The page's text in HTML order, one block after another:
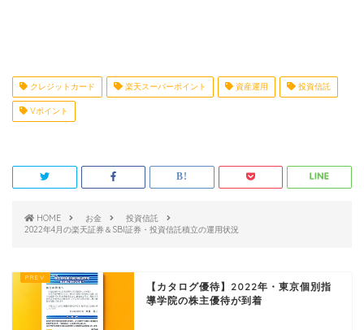
クレジットカード 楽天スーパーポイント 資産運用 投資信託
Vポイント
HOME お金
投資信託
2022年4月の楽天証券＆SBI証券・投資信託積立の運用状況
【カタログ優待】2022年・東京個別指
導学院の株主優待が到着